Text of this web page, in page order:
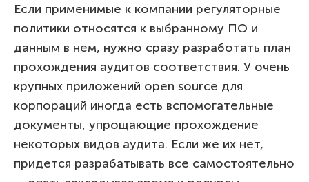
Если применимые к компании регуляторные
политики относятся к выбранному ПО и
данным в нем, нужно сразу разработать план
прохождения аудитов соответствия. У очень
крупных приложений open source для
корпораций иногда есть вспомогательные
документы, упрощающие прохождение
некоторых видов аудита. Если же их нет,
придется разрабатывать все самостоятельно